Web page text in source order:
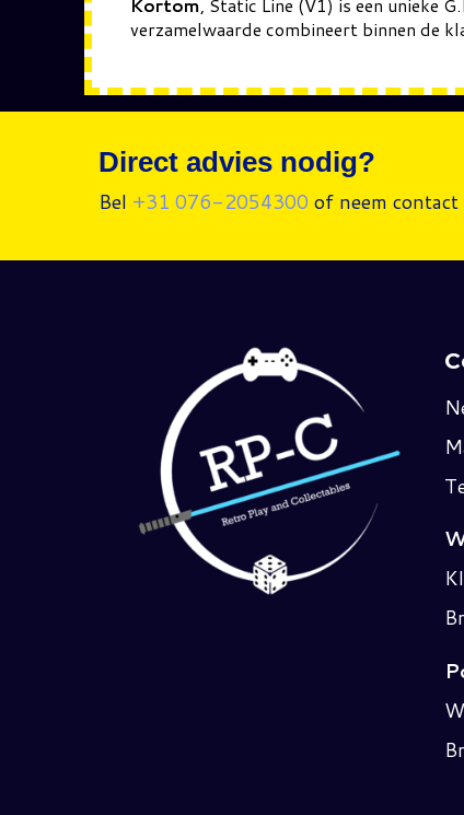
verzamelwaarde combineert binnen de
Direct advies nodig?
Bel +31 076-2054300 of neem